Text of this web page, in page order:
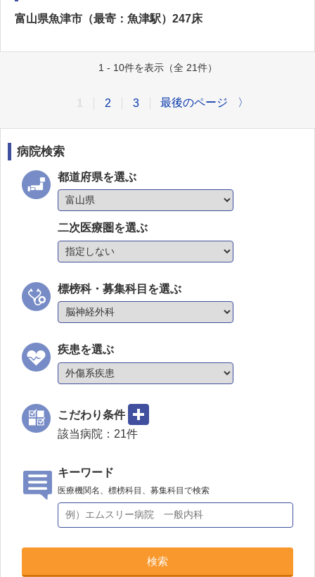
富山県魚津市（最寄：魚津駅）247床
1 - 10件を表示（全 21件）
2 3 最後のページ 〉
病院検索
都道府県を選ぶ
二次医療圏を選ぶ
標榜科・募集科目を選ぶ
疾患を選ぶ
こだわり条件
該当病院： 21件
キーワード
医療機関名、標榜科目、募集科目で検索
検索